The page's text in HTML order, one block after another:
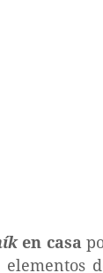
en casa